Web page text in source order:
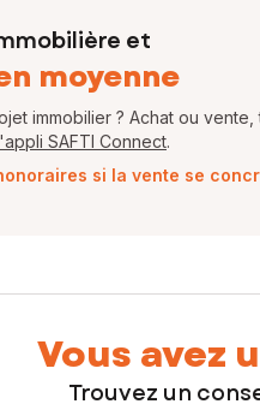
et
moyenne
immobilier ? Achat ou
SAFTI Connect.
si la vente se
Vous avez
Trouvez un